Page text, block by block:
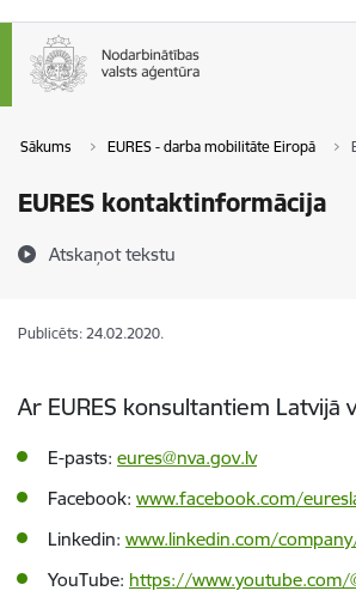
Sākums EURES - darba mobilitāte Eiropā
EURES kontaktinformācija
Atskaņot tekstu
Publicēts: 24.02.2020.
Ar EURES konsultantiem Latvijā
E-pasts: eures@nva.gov.lv
Facebook: www.facebook.com/
Linkedin: www.linkedin.com/
YouTube: https://www.youtube.com/